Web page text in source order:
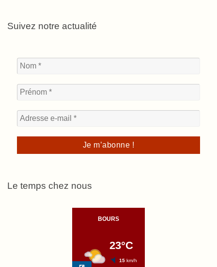
Suivez notre actualité
Le temps chez nous